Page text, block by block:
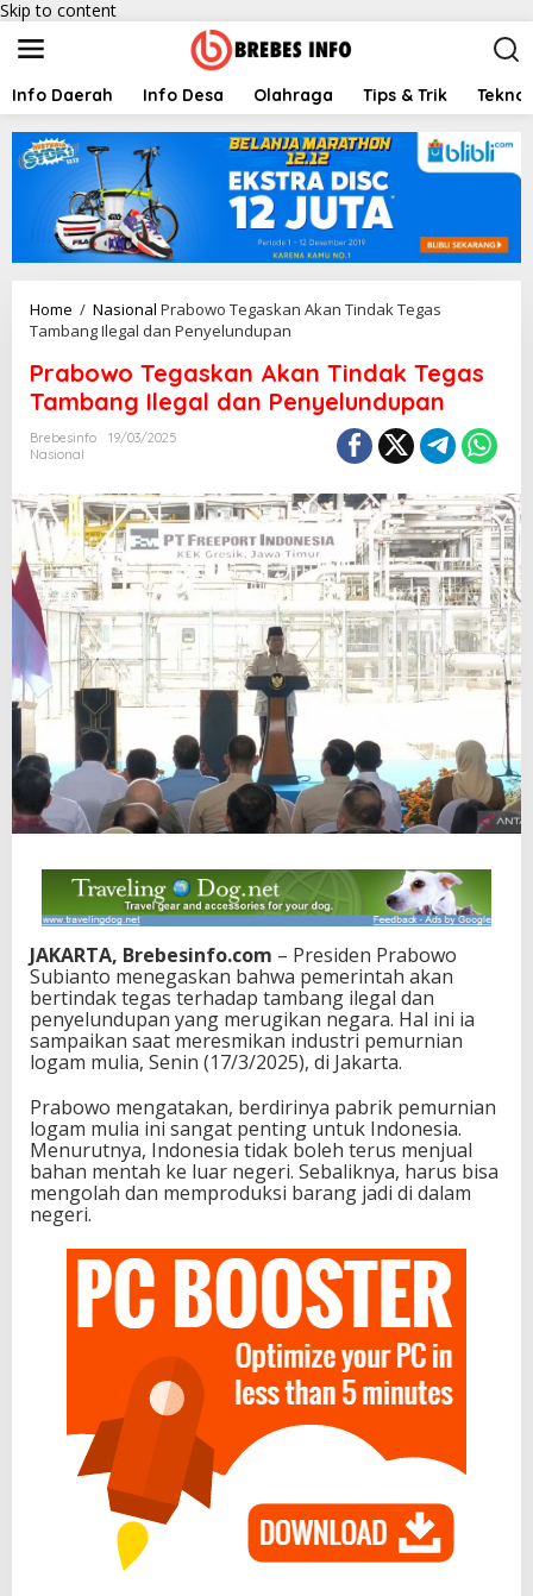
Skip to content
Info Daerah Info Desa Olahraga Tips & Trik
Home / Nasional Prabowo Tegaskan Akan Tindak Tegas
Tambang Ilegal dan Penyelundupan
Prabowo Tegaskan Akan Tindak Tegas
Tambang Ilegal dan Penyelundupan
Brebesinfo
19/03/2025
Nasional
JAKARTA, Brebesinfo.com – Presiden Prabowo
Subianto menegaskan bahwa pemerintah akan
bertindak tegas terhadap tambang ilegal dan
penyelundupan yang merugikan negara. Hal ini ia
sampaikan saat meresmikan industri pemurnian
logam mulia, Senin (17/3/2025), di Jakarta.
Prabowo mengatakan, berdirinya pabrik pemurnian
logam mulia ini sangat penting untuk Indonesia.
Menurutnya, Indonesia tidak boleh terus menjual
bahan mentah ke luar negeri. Sebaliknya, harus bisa
mengolah dan memproduksi barang jadi di dalam
negeri.